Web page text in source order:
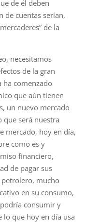
de él deben
de cuentas serían,
de la
necesitamos
de la gran
ha comenzado
que aún tienen
un nuevo mercado
que será nuestra
mercado, hoy en día,
como es y
financiero,
de pagar sus
petrolero, mucho
en su consumo,
consumir y
lo que hoy en día usa